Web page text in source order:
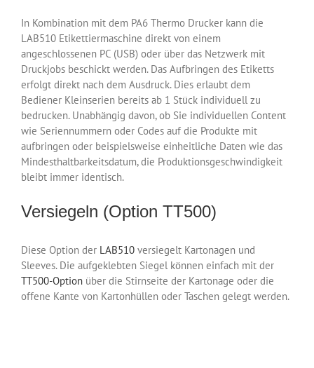
In Kombination mit dem PA6 Thermo Drucker kann die
LAB510 Etikettiermaschine direkt von einem
angeschlossenen PC (USB) oder über das Netzwerk mit
Druckjobs beschickt werden. Das Aufbringen des Etiketts
erfolgt direkt nach dem Ausdruck. Dies erlaubt dem
Bediener Kleinserien bereits ab 1 Stück individuell zu
bedrucken. Unabhängig davon, ob Sie individuellen Content
wie Seriennummern oder Codes auf die Produkte mit
aufbringen oder beispielsweise einheitliche Daten wie das
Mindesthaltbarkeitsdatum, die Produktionsgeschwindigkeit
bleibt immer identisch.
Versiegeln (Option TT500)
Diese Option der LAB510 versiegelt Kartonagen und
Sleeves. Die aufgeklebten Siegel können einfach mit der
TT500-Option über die Stirnseite der Kartonage oder die
offene Kante von Kartonhüllen oder Taschen gelegt werden.